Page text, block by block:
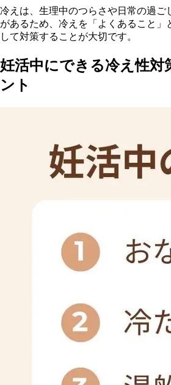
冷えは、生理中のつらさや日常の過ご
があるため、冷えを「よくあること」
して対策することが大切です。
妊活中にできる冷え性対
ント